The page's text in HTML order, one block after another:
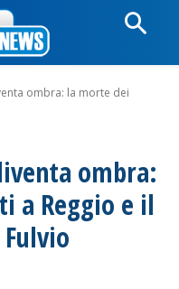
ombra: la morte dei
ombra:
a Reggio e il